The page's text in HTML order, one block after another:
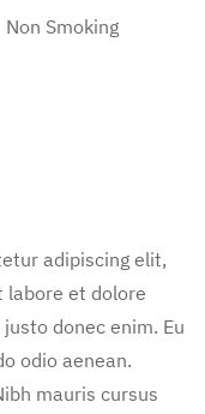
Non Smoking
adipiscing elit,
labore et dolore
donec enim. Eu
odio aenean.
mauris cursus